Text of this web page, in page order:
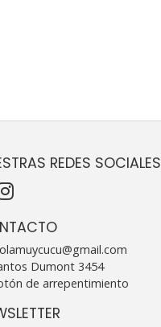
REDES SOCIALES
Dumont 3454
de arrepentimiento